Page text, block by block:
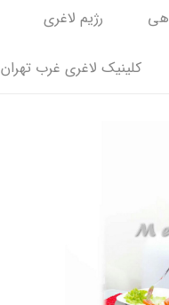
رژیم لاغری
کلینیک لاغری غرب تهران